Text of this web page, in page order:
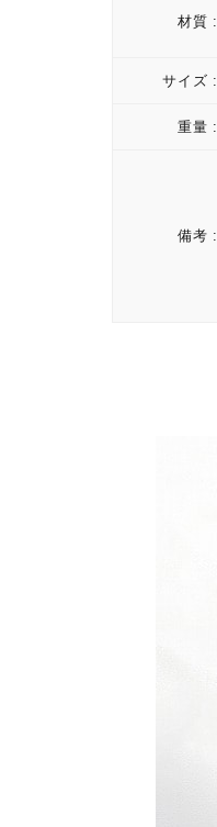
材質 :
サイズ :
重量 :
備考 :